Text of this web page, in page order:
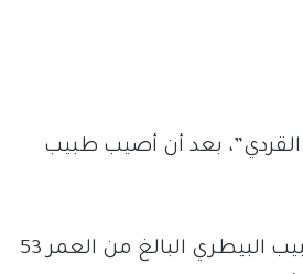
بعد أن أصيب طبيب
ووفقا لصحيفة “غلوبال تايمز”، فقد ظهرت على الطبيب البيطري البالغ من العمر 53